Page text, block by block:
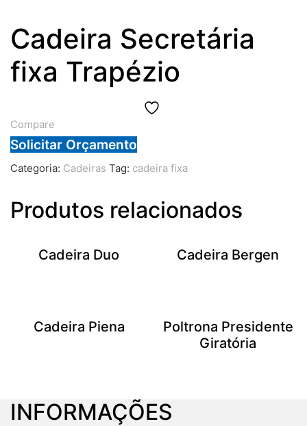
Cadeira Secretária
fixa Trapézio
Compare
Solicitar Orçamento
Categoria: Cadeiras Tag: cadeira fixa
Produtos relacionados
Cadeira Duo Cadeira Bergen
Cadeira Piena
Poltrona Presidente
Giratória
INFORMAÇÕES